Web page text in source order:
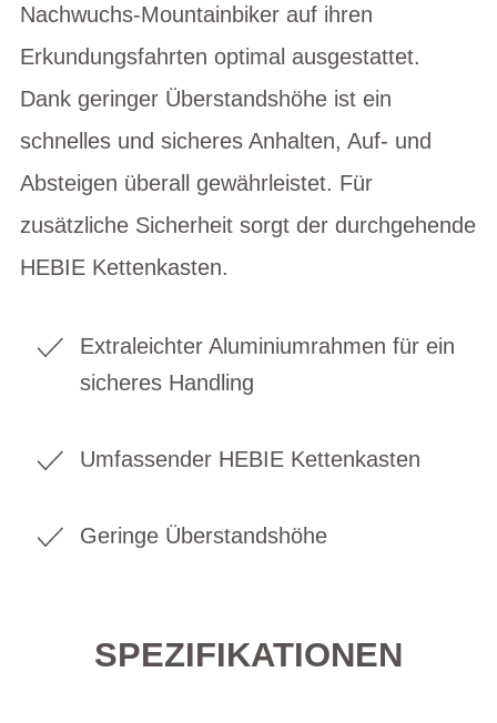
Nachwuchs-Mountainbiker auf ihren
Erkundungsfahrten optimal ausgestattet.
Dank geringer Überstandshöhe ist ein
schnelles und sicheres Anhalten, Auf- und
Absteigen überall gewährleistet. Für
zusätzliche Sicherheit sorgt der durchgehende
HEBIE Kettenkasten.
Extraleichter Aluminiumrahmen für ein
sicheres Handling
Umfassender HEBIE Kettenkasten
Geringe Überstandshöhe
SPEZIFIKATIONEN